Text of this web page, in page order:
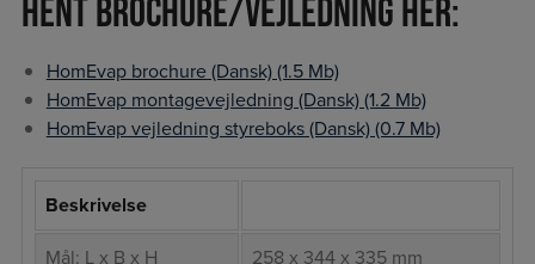
Hent Brochure/Vejledning her:
HomEvap brochure (Dansk) (1.5 Mb)
HomEvap montagevejledning (Dansk) (1.2 Mb)
HomEvap vejledning styreboks (Dansk) (0.7 Mb)
Beskrivelse
Mål: L x B x H
258 x 344 x 335 mm